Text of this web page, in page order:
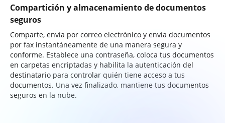
Compartición y almacenamiento de documentos
seguros
Comparte, envía por correo electrónico y envía documentos
por fax instantáneamente de una manera segura y
conforme. Establece una contraseña, coloca tus documentos
en carpetas encriptadas y habilita la autenticación del
destinatario para controlar quién tiene acceso a tus
documentos. Una vez finalizado, mantiene tus documentos
seguros en la nube.